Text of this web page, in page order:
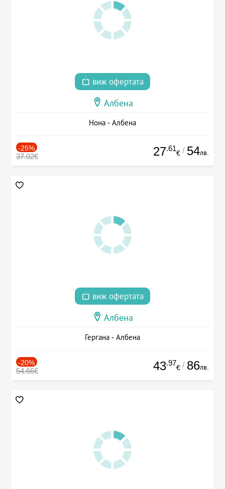
виж офертата
Албена
Нона - Албена
-25%
37.02€ 27.61
€ / 54лв.
виж офертата
Албена
Гергана - Албена
-20%
54.66€ 43.97
€ / 86лв.